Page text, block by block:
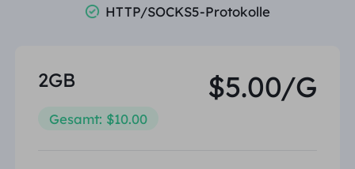
Berater für langfristige imap $1.4
SEO-Überwachung
Anzeigenüberprüfung
Web Scraping und Crawling
Blog
Deutsch
Genießen und handeln Sie jetzt!
Unbegrenzt $0/Tag
HTTP/SOCKS5-Protokolle
2GB
Gesamt: $10.00
$5.00/G